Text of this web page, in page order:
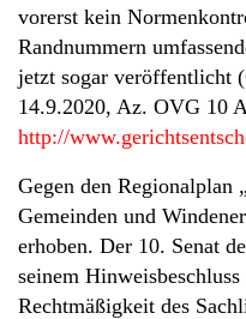
vorerst kein
Randnummern
jetzt sogar veröffentlicht
14.9.2020, Az. OVG 10
http://
Gegen den Regionalplan
Gemeinden und
erhoben. Der 10. Senat
seinem
Rechtmäßigkeit des